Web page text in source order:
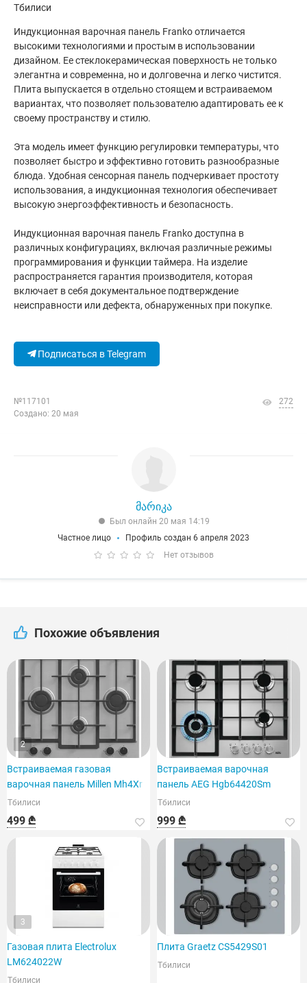
Тбилиси
Индукционная варочная панель Franko отличается
высокими технологиями и простым в использовании
дизайном. Ее стеклокерамическая поверхность не только
элегантна и современна, но и долговечна и легко чистится.
Плита выпускается в отдельно стоящем и встраиваемом
вариантах, что позволяет пользователю адаптировать ее к
своему пространству и стилю.
Эта модель имеет функцию регулировки температуры, что
позволяет быстро и эффективно готовить разнообразные
блюда. Удобная сенсорная панель подчеркивает простоту
использования, а индукционная технология обеспечивает
высокую энергоэффективность и безопасность.
Индукционная варочная панель Franko доступна в
различных конфигурациях, включая различные режимы
программирования и функции таймера. На изделие
распространяется гарантия производителя, которая
включает в себя документальное подтверждение
неисправности или дефекта, обнаруженных при покупке.
Подписаться в Telegram
№117101
Создано: 20 мая
272
მარიკა
Был онлайн 20 мая 14:19
Частное лицо
Профиль создан 6 апреля 2023
Нет отзывов
Похожие объявления
2
Встраиваемая газовая
варочная панель Millen Mh4Xr
Тбилиси
499 ₾
Встраиваемая варочная
панель AEG Hgb64420Sm
Тбилиси
999 ₾
3
Газовая плита Electrolux
LM624022W
Тбилиси
Плита Graetz CS5429S01
Тбилиси